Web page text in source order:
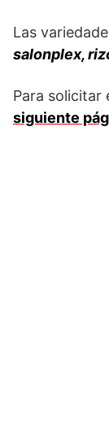
Las
salonplex,
Para solicitar
siguiente